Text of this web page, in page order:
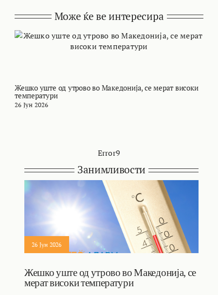
Може ќе ве интересира
Жешко уште од утрово во Македонија, се мерат високи
температури
26 Јун 2026
Error9
Занимливости
26 Јун 2026
Жешко уште од утрово во Македонија, се
мерат високи температури